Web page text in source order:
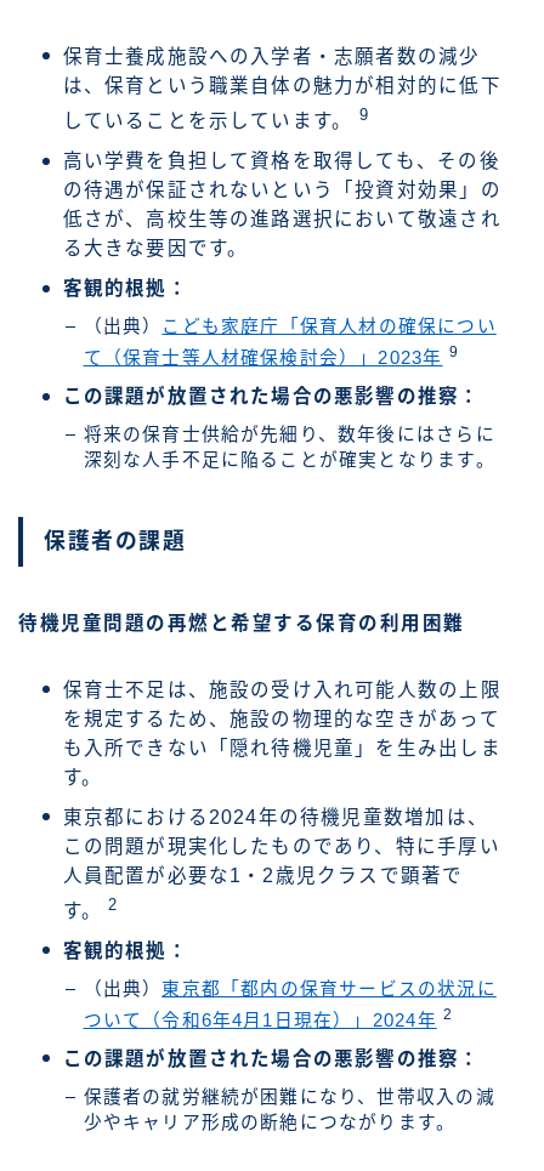
保育士養成施設への入学者・志願者数の減少
は、保育という職業自体の魅力が相対的に低下
していることを示しています。 9
高い学費を負担して資格を取得しても、その後
の待遇が保証されないという「投資対効果」の
低さが、高校生等の進路選択において敬遠され
る大きな要因です。
客観的根拠：
（出典）
こども家庭庁「保育人材の確保につい
て（保育士等人材確保検討会）」2023年 9
この課題が放置された場合の悪影響の推察：
将来の保育士供給が先細り、数年後にはさらに
深刻な人手不足に陥ることが確実となります。
保護者の課題
待機児童問題の再燃と希望する保育の利用困難
保育士不足は、施設の受け入れ可能人数の上限
を規定するため、施設の物理的な空きがあって
も入所できない「隠れ待機児童」を生み出しま
す。
東京都における2024年の待機児童数増加は、
この問題が現実化したものであり、特に手厚い
人員配置が必要な1・2歳児クラスで顕著で
す。2
客観的根拠：
（出典） 東京都「都内の保育サービスの状況に
ついて（令和6年4月1日現在）」2024年 2
この課題が放置された場合の悪影響の推察：
保護者の就労継続が困難になり、世帯収入の減
少やキャリア形成の断絶につながります。